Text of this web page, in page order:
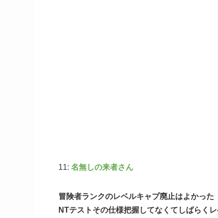
11: 名無しの来者さん
冒険者ランクのレベルキャプ廃止はよかった
NTテストその仕様把握してなくてしばらく